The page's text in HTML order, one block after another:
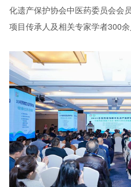
化遗产保护协会中医药委员会会
项目传承人及相关专家学者300余